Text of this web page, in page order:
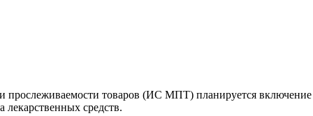
товаров (ИС МПТ) планируется
лекарственных средств.